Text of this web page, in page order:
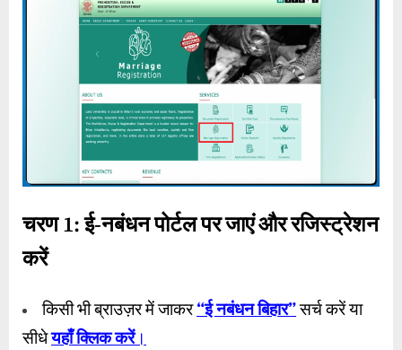
चरण1:ई-नबंधन पोर्टल पर जाएं और रजिस्ट्रेशन
करें
किसी भी ब्राउज़र में जाकर“ई नबंधन बिहार”सर्च करें या
सीधेयहाँ क्लिक करें।